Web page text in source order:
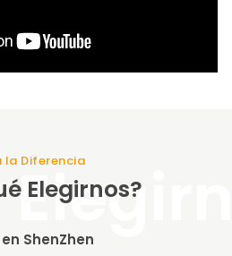
la Diferencia
Elegirnos?
ShenZhen